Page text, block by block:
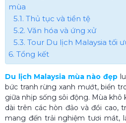
mùa
5.1. Thủ tục và tiền tệ
5.2. Văn hóa và ứng xử
5.3. Tour Du lịch Malaysia tối
6. Tổng kết
Du lịch Malaysia mùa nào đẹp
bức tranh rừng xanh mướt, biển
giữa nhịp sống sôi động. Mùa khô
dài trên các hòn đảo và đồi cao,
mang đến trải nghiệm tươi mát,